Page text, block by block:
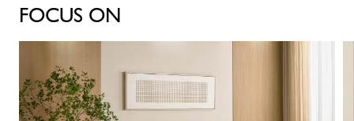
FOCUS ON